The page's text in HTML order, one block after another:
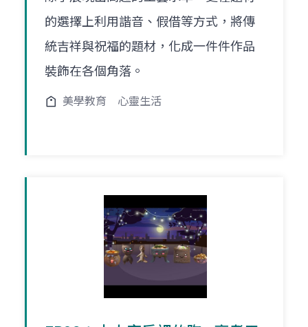
的選擇上利用諧音、假借等方式，將傳
統吉祥與祝福的題材，化成一件件作品
裝飾在各個角落。
美學教育 心靈生活